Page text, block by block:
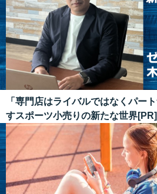
「専門店はライバルではなくパー
すスポーツ小売りの新たな世界[PR]